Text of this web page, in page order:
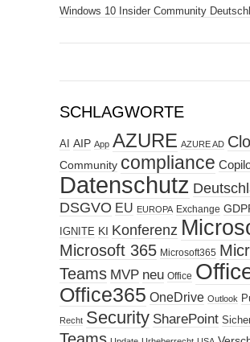
Windows 10 Insider Community
SCHLAGWORTE
AI AIP App AZURE AZURE AD
Community compliance
Datenschutz
DSGVO EU EUROPA Exchange
IGNITE KI Konferenz
Microsoft 365 Microsoft365
Teams MVP neu Office
Office365 OneDrive Outlook
Recht Security SharePoint